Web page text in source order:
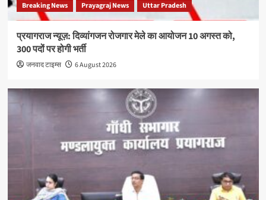
Breaking News Prayagraj News Uttar Pradesh
प्रयागराज न्यूज़: दिव्यांगजन रोजगार मेले का आयोजन 10 अगस्त को,
300 पदों पर होगी भर्ती
जनवाद टाइम्स 6 August 2026